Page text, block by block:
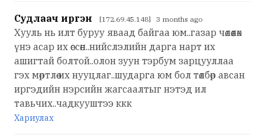
Судлаач иргэн [172.69.45.148] 3 months ago
Хууль нь илт буруу яваад байгаа юм..газар чөлөөлөх
үнэ асар их өссөн..нийслэлийн дарга нарт их
ашигтай болтой..олон зуун тэрбум зарцууллаа
гэх мөртлөө их нууцлаг..шударга юм бол төлбөр авсан
иргэдийн нэрсийн жагсаалтыг нэтэд ил
тавьчих..чадкууштээ ккк
Хариулах